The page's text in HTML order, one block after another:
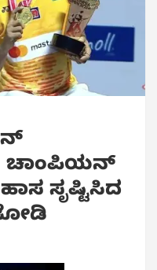
ಚಾಂಪಿಯನ್
ಸೃಷ್ಟಿಸಿದ